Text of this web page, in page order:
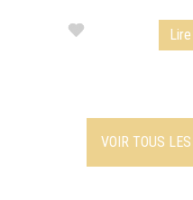
VOIR TOUS